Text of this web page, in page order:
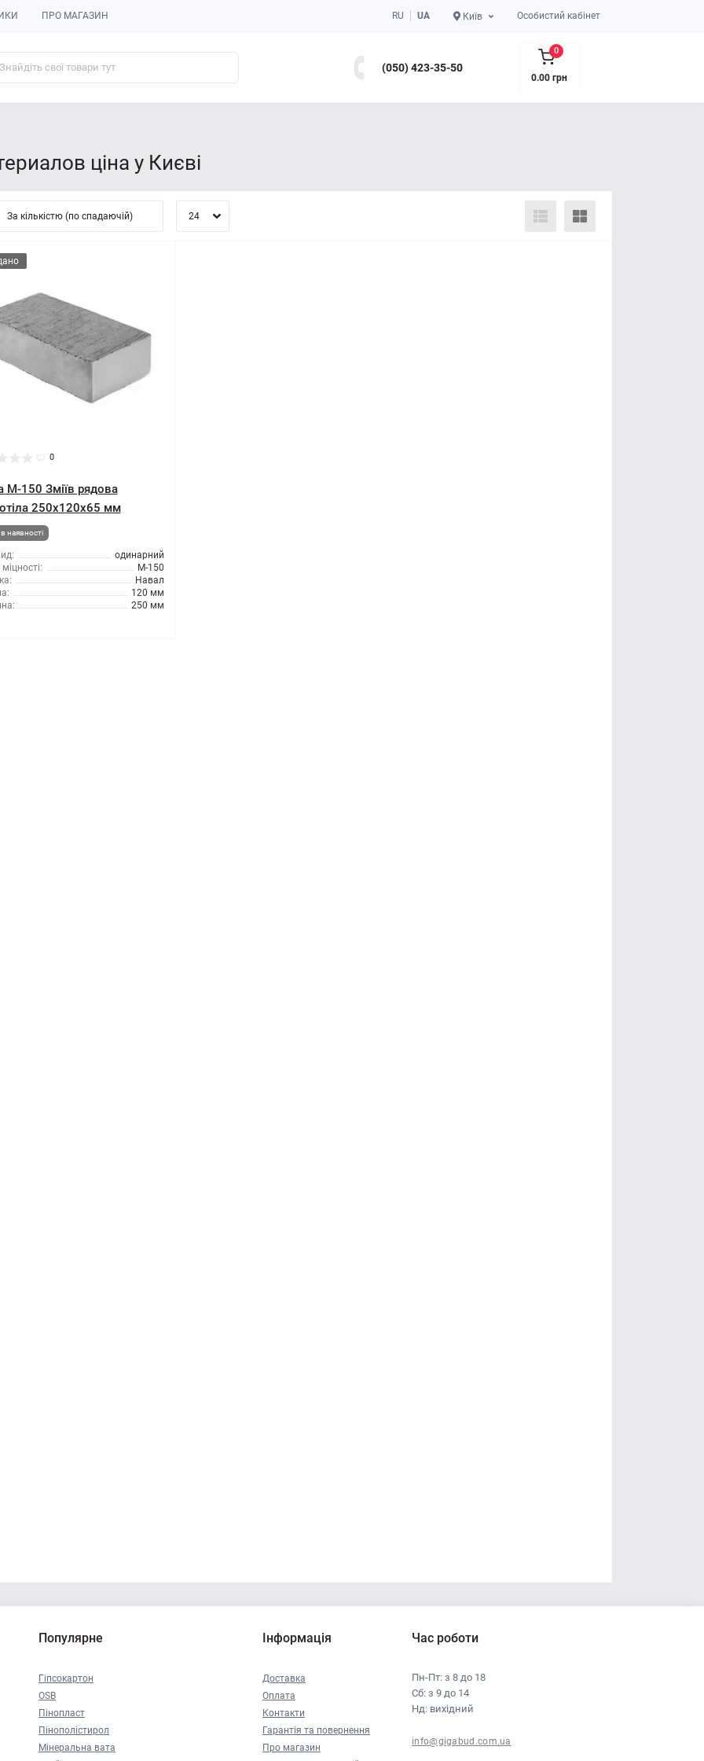
ПРО МАГАЗИН RU UA Київ Особистий кабінет
(050) 423-35-50
0
0.00 грн
ціна у Києві
0
М-150 Зміїв рядова
250х120х65 мм
наявності
одинарний
М-150
Навал
120 мм
250 мм
Популярне
Гіпсокартон
OSB
Пінопласт
Пінополістирол
Мінеральна вата
Інформація
Доставка
Оплата
Контакти
Гарантія та повернення
Про магазин
Час роботи
Пн-Пт: з 8 до 18
Сб: з 9 до 14
Нд: вихідний
info@gigabud.com.ua